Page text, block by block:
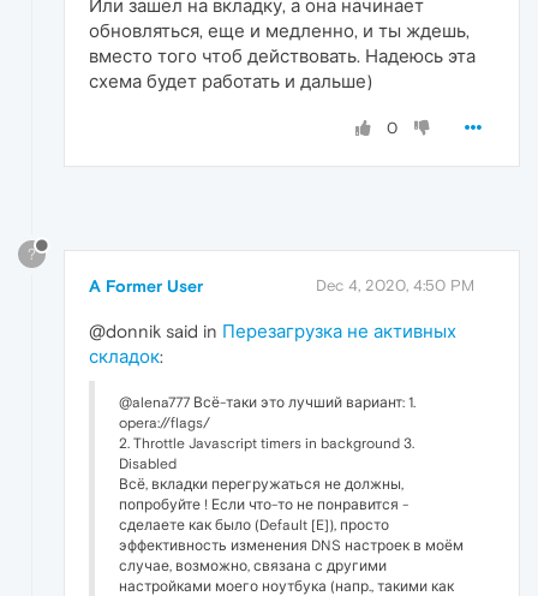
Или зашел на вкладку, а она начинает
обновляться, еще и медленно, и ты ждешь,
вместо того чтоб действовать. Надеюсь эта
схема будет работать и дальше)
0
?
A Former User Dec 4, 2020, 4:50 PM
@donnik said in Перезагрузка не активных
складок:
@alena777 Всё-таки это лучший вариант: 1.
opera://flags/
2. Throttle Javascript timers in background 3.
Disabled
Всё, вкладки перегружаться не должны,
попробуйте ! Если что-то не понравится -
сделаете как было (Default [E]), просто
эффективность изменения DNS настроек в моём
случае, возможно, связана с другими
настройками моего ноутбука (напр., такими как